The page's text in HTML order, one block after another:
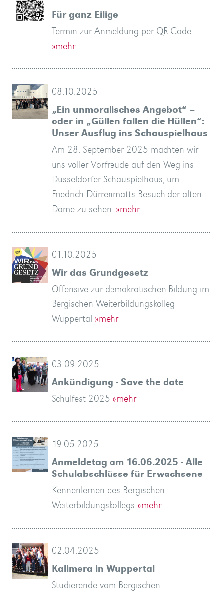
Für ganz Eilige
Termin zur Anmeldung per QR-Code
»mehr
08.10.2025
„Ein unmoralisches Angebot“ –
oder in „Güllen fallen die Hüllen“:
Unser Ausflug ins Schauspielhaus
Am 28. September 2025 machten wir
uns voller Vorfreude auf den Weg ins
Düsseldorfer Schauspielhaus, um
Friedrich Dürrenmatts Besuch der alten
Dame zu sehen. »mehr
01.10.2025
Wir das Grundgesetz
Offensive zur demokratischen Bildung im
Bergischen Weiterbildungskolleg
Wuppertal »mehr
03.09.2025
Ankündigung - Save the date
Schulfest 2025 »mehr
19.05.2025
Anmeldetag am 16.06.2025 - Alle
Schulabschlüsse für Erwachsene
Kennenlernen des Bergischen
Weiterbildungskollegs »mehr
02.04.2025
Kalimera in Wuppertal
Studierende vom Bergischen